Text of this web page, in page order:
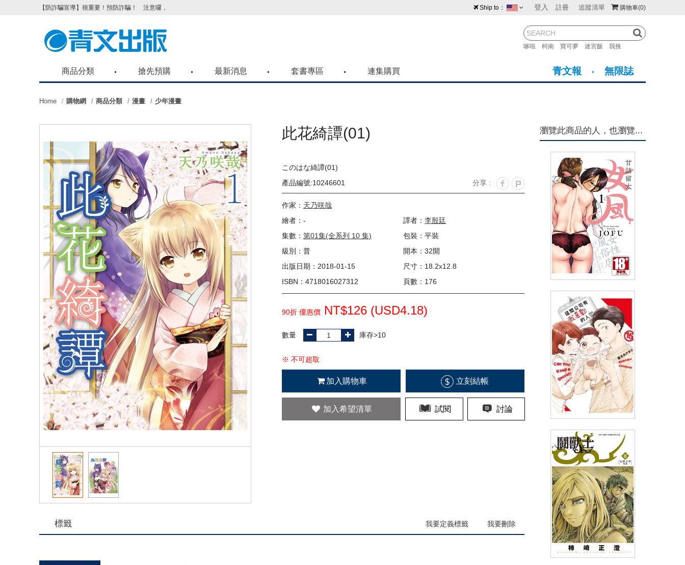
購物車(0)
登入 註冊 追蹤清單
哆啦 柯南 寶可夢 迷宮飯 我推
Ship to：
紐西蘭 馬來西亞
菲律賓
【防詐騙宣導】很重要！預防詐騙！ 注意囉，不要被騙了！請各位喜歡青文購物網的朋友們，提高警覺！
商品分類 搶先預購 最新消息 套書專區 連集購買 青文報 無限誌
Home 購物網 商品分類 漫畫 少年漫畫
此花綺譚(01)
このはな綺譚(01)
產品編號:10246601
分享 :
作家： 天乃咲哉
繪者：-
譯者： 李殷廷
集數： 第01集(全系列 10 集)
包裝：平裝
級別：普
開本：32開
出版日期：2018-01-15
尺寸：18.2x12.8
ISBN：4718016027312
頁數：176
90折 優惠價 NT$126 (USD4.18)
數量 庫存>10
※ 不可超取
加入購物車 $ 立刻結帳
加入希望清單 試閱 討論
標籤 我要定義標籤 我要刪除
瀏覽此商品的人，也瀏覽...
NT$140 90折 NT$126 (USD4.18)
這間公司有我喜歡的人(15)END
NT$140 90折 NT$126 (USD4.18)